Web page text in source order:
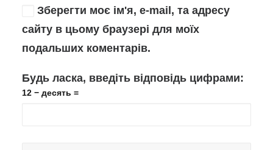
Зберегти моє ім'я, e-mail, та адресу
сайту в цьому браузері для моїх
подальших коментарів.
Будь ласка, введіть відповідь цифрами:
12 − десять =